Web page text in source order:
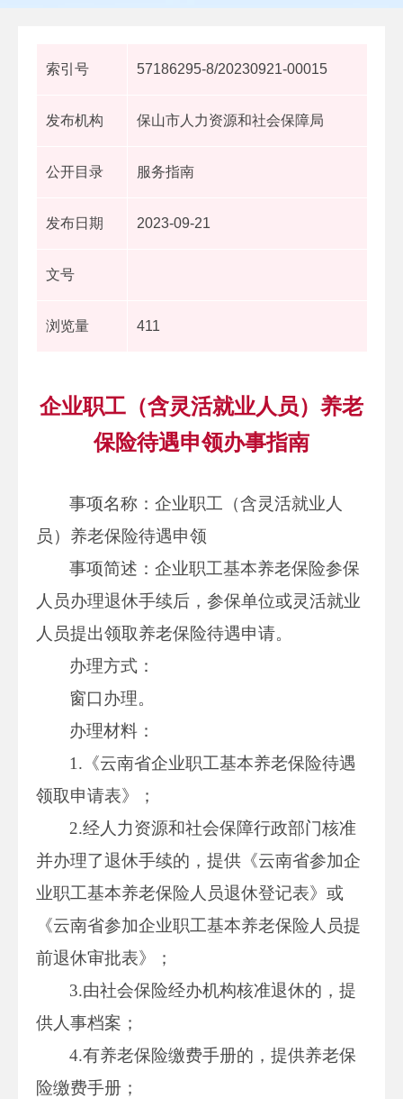
索引号 57186295-8/20230921-00015
发布机构 保山市人力资源和社会保障局
公开目录 服务指南
发布日期 2023-09-21
文号
浏览量 411
企业职工（含灵活就业人员）养老
保险待遇申领办事指南
事项名称：企业职工（含灵活就业人
员）养老保险待遇申领
事项简述：企业职工基本养老保险参保
人员办理退休手续后，参保单位或灵活就业
人员提出领取养老保险待遇申请。
办理方式：
窗口办理。
办理材料：
1.《云南省企业职工基本养老保险待遇
领取申请表》；
2.经人力资源和社会保障行政部门核准
并办理了退休手续的，提供《云南省参加企
业职工基本养老保险人员退休登记表》或
《云南省参加企业职工基本养老保险人员提
前退休审批表》；
3.由社会保险经办机构核准退休的，提
供人事档案；
4.有养老保险缴费手册的，提供养老保
险缴费手册；